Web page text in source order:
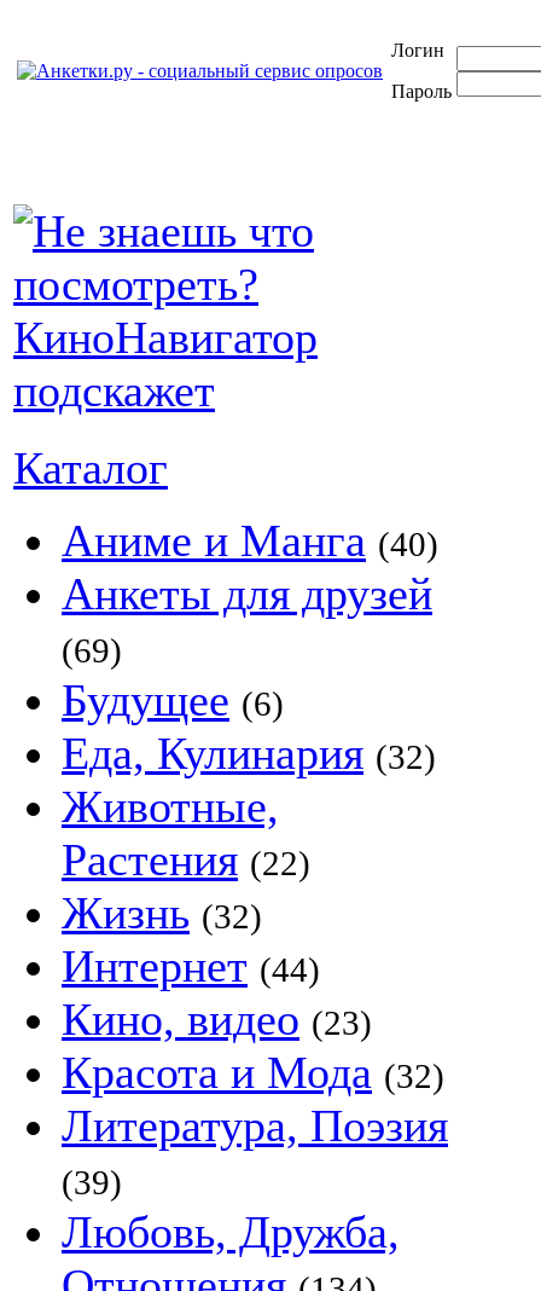
Логин
Пароль
Каталог
Аниме и Манга (40)
Анкеты для друзей
(69)
Будущее (6)
Еда, Кулинария (32)
Животные,
Растения (22)
Жизнь (32)
Интернет (44)
Кино, видео (23)
Красота и Мода (32)
Литература, Поэзия
(39)
Любовь, Дружба,